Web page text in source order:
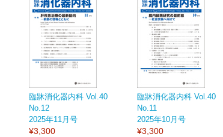
臨牀消化器内科 Vol.40
No.12
2025年11月号
¥3,300
臨牀消化器内科 Vol.40
No.11
2025年10月号
¥3,300